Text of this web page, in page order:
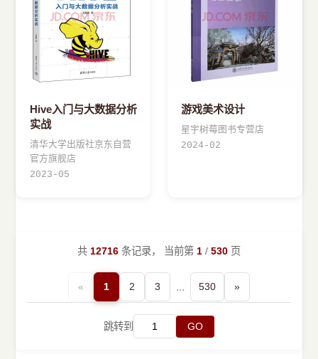
Hive入门与大数据分析
实战
清华大学出版社京东自营
官方旗舰店
2023-05
游戏美术设计
星宇树莓图书专营店
2024-02
共 12716 条记录， 当前第 1 / 530 页
« 1 2 3 ... 530 »
跳转到 GO